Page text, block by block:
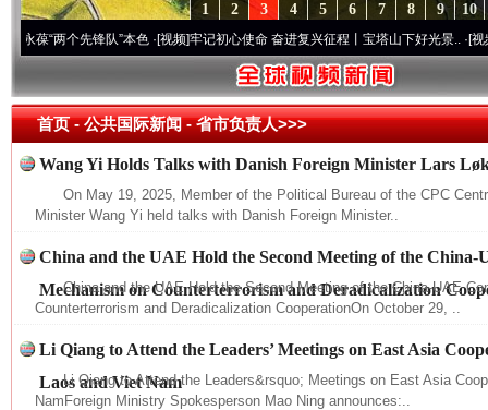
10
9
8
7
6
5
4
3
2
1
两个先锋队”本色·[视频]牢记初心使命 奋进复兴征程丨宝塔山下好光景..·[视频]因党
首页- 公共国际新闻 -省市负责人>>>
Wang Yi Holds Talks with Danish Foreign Minister Lars
On May 19, 2025, Member of the Political Bureau of the CPC
Minister Wang Yi held talks with Danish Foreign Minister..
China and the UAE Hold the Second Meeting of the China-
Mechanism on Counterterrorism and Deradicalization
China and the UAE Hold the Second Meeting of the China-UAE
Counterterrorism and Deradicalization CooperationOn October 29, ..
Li Qiang to Attend the Leaders’ Meetings on East Asia
Laos and Viet Nam
Li Qiang to Attend the Leaders&rsquo; Meetings on East Asia
NamForeign Ministry Spokesperson Mao Ning announces:..